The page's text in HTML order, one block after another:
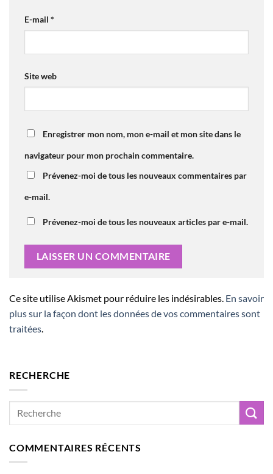
E-mail *
Site web
Enregistrer mon nom, mon e-mail et mon site dans le
navigateur pour mon prochain commentaire.
Prévenez-moi de tous les nouveaux commentaires par
e-mail.
Prévenez-moi de tous les nouveaux articles par e-mail.
Ce site utilise Akismet pour réduire les indésirables. En savoir
plus sur la façon dont les données de vos commentaires sont
traitées.
RECHERCHE
COMMENTAIRES RÉCENTS